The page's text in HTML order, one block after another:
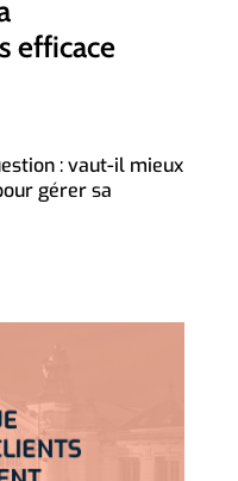
efficace
: vaut-il mieux
gérer sa